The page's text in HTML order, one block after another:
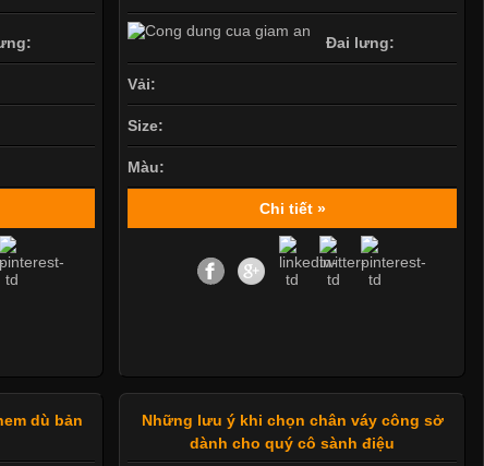
Đai lưng:
Vải:
Size:
Màu:
Chi tiết »
dù bản
Những lưu ý khi chọn chân váy công sở
dành cho quý cô sành điệu